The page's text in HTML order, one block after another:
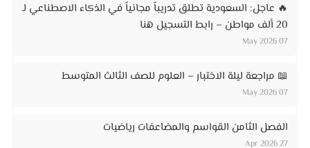
🔥 عاجل: السعودية تطلق تدريباً مجانياً في الذكاء الاصطناعي لـ
20 ألف مواطن – رابط التسجيل هنا
07 May 2026
📖 مراجعة ليلة الاختبار – العلوم للصف الثالث المتوسط
07 May 2026
الفصل الثامن القواسم والمضاعفات رياضيات
27 Apr 2026